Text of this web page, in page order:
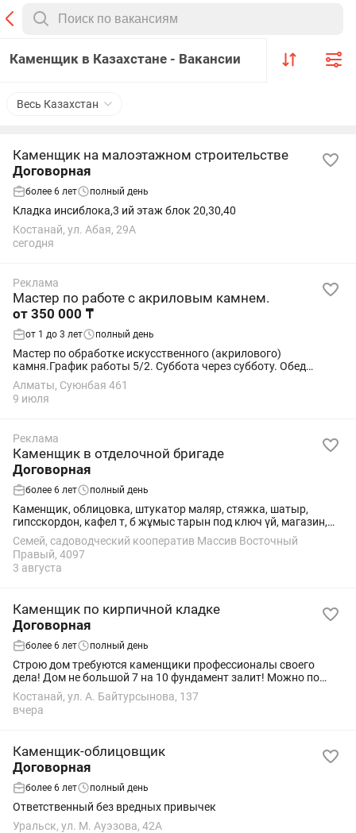
Каменщик в Казахстане - Вакансии
Весь Казахстан
Каменщик на малоэтажном строительстве
Договорная
более 6 лет полный день
Кладка инсиблока,3 ий этаж блок 20,30,40
Костанай, ул. Абая, 29А
сегодня
Реклама
Мастер по работе с акриловым камнем.
от 350 000 ₸
от 1 до 3 лет полный день
Мастер по обработке искусственного (акрилового)
камня.График работы 5/2. Суббота через субботу. Обед
оплачивается.
Алматы, Суюнбая 461
9 июля
Реклама
Каменщик в отделочной бригаде
Договорная
более 6 лет полный день
Каменщик, облицовка, штукатор маляр, стяжка, шатыр,
гипсскордон, кафел т, б жұмыс тарын под ключ үй, магазин,
қора баз, монша, гараж т, б жұмыс тарын жасаймыз ИП бар,
бригада бар, тез және сапалы...
Семей, садоводческий кооператив Массив Восточный
Правый, 4097
3 августа
Каменщик по кирпичной кладке
Договорная
более 6 лет полный день
Строю дом требуются каменщики профессионалы своего
дела! Дом не большой 7 на 10 фундамент залит! Можно по
совместную. Строю дом требуются каменщики
профессионалы своего дела! Дом не большой 7 на 10...
Костанай, ул. А. Байтурсынова, 137
вчера
Каменщик-облицовщик
Договорная
более 6 лет полный день
Ответственный без вредных привычек
Уральск, ул. М. Ауэзова, 42А